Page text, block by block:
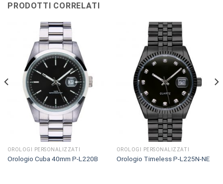
PRODOTTI CORRELATI
OROLOGI PERSONALIZZATI
Orologio Cuba 40mm P-L220B
OROLOGI PERSONALIZZATI
Orologio Timeless P-L225N-NE